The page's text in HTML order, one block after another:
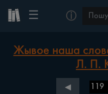
☰ ⓘ
Жывое наша
Л. П.
◀